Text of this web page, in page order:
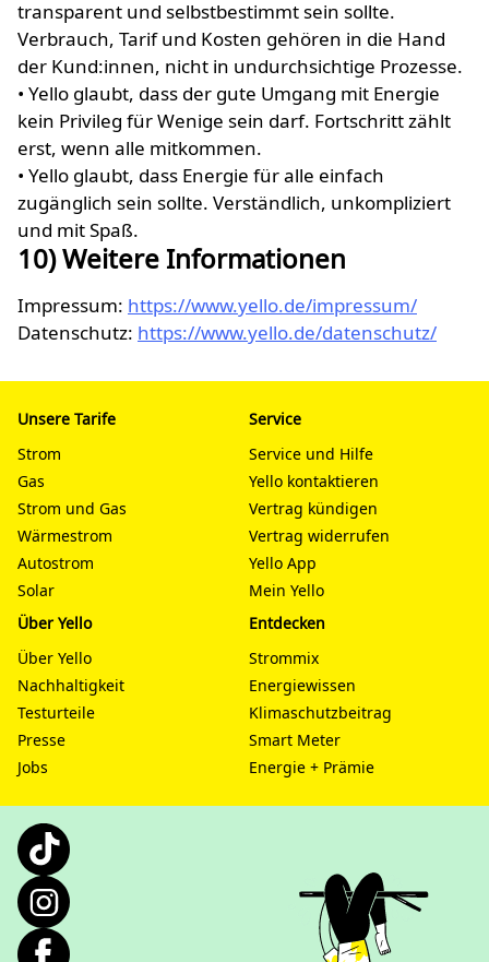
transparent und selbstbestimmt sein sollte.
Verbrauch, Tarif und Kosten gehören in die Hand
der Kund:innen, nicht in undurchsichtige Prozesse.
• Yello glaubt, dass der gute Umgang mit Energie
kein Privileg für Wenige sein darf. Fortschritt zählt
erst, wenn alle mitkommen.
• Yello glaubt, dass Energie für alle einfach
zugänglich sein sollte. Verständlich, unkompliziert
und mit Spaß.
10) Weitere Informationen
Impressum: https://www.yello.de/impressum/
Datenschutz: https://www.yello.de/datenschutz/
Unsere Tarife
Strom
Gas
Strom und Gas
Wärmestrom
Autostrom
Solar
Service
Service und Hilfe
Yello kontaktieren
Vertrag kündigen
Vertrag widerrufen
Yello App
Mein Yello
Über Yello
Über Yello
Nachhaltigkeit
Testurteile
Presse
Jobs
Entdecken
Strommix
Energiewissen
Klimaschutzbeitrag
Smart Meter
Energie + Prämie